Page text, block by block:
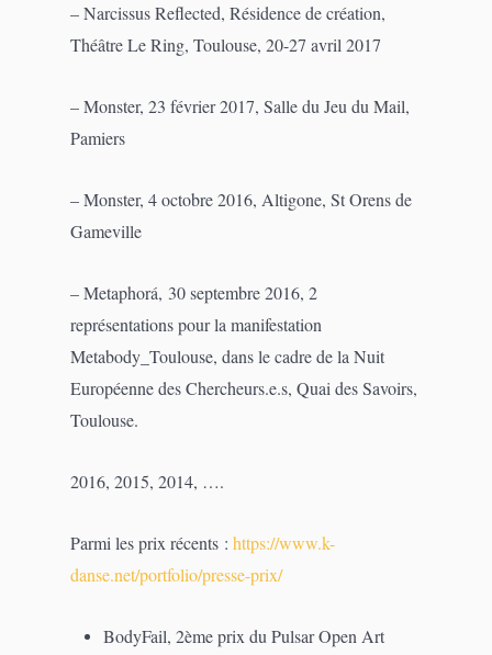
– Narcissus Reflected, Résidence de création,
Théâtre Le Ring, Toulouse, 20-27 avril 2017
– Monster, 23 février 2017, Salle du Jeu du Mail,
Pamiers
– Monster, 4 octobre 2016, Altigone, St Orens de
Gameville
– Metaphorá, 30 septembre 2016, 2
représentations pour la manifestation
Metabody_Toulouse, dans le cadre de la Nuit
Européenne des Chercheurs.e.s, Quai des Savoirs,
Toulouse.
2016, 2015, 2014, ….
Parmi les prix récents : https://www.k-
danse.net/portfolio/presse-prix/
BodyFail, 2ème prix du Pulsar Open Art